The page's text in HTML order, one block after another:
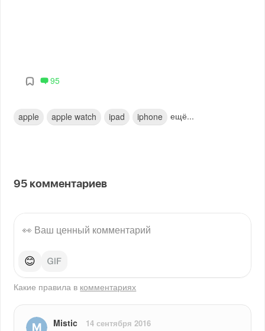
95
apple apple watch ipad iphone ещё...
95 комментариев
😊
Какие правила в комментариях
Mistic 14 сентября 2016